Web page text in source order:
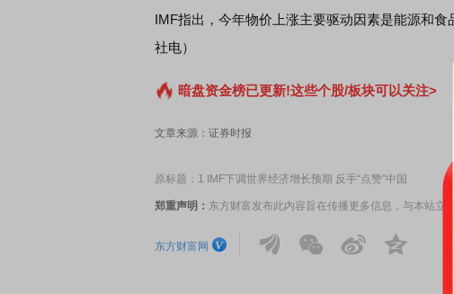
IMF指出，今年物价上涨主要驱动因素是能源和
社电）
暗盘资金榜已更新!这些个股/板块可以关注>
文章来源：证券时报
原标题：1 IMF下调世界经济增长预期 反手“点赞”中国
郑重声明： 东方财富发布此内容旨在传播更多信息，与本站立
东方财富网